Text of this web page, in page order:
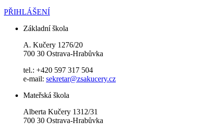
PŘIHLÁŠENÍ
Základní škola
A. Kučery 1276/20
700 30 Ostrava-Hrabůvka
tel.: +420 597 317 504
e-mail: sekretar@zsakucery.cz
Mateřská škola
Alberta Kučery 1312/31
700 30 Ostrava-Hrabůvka